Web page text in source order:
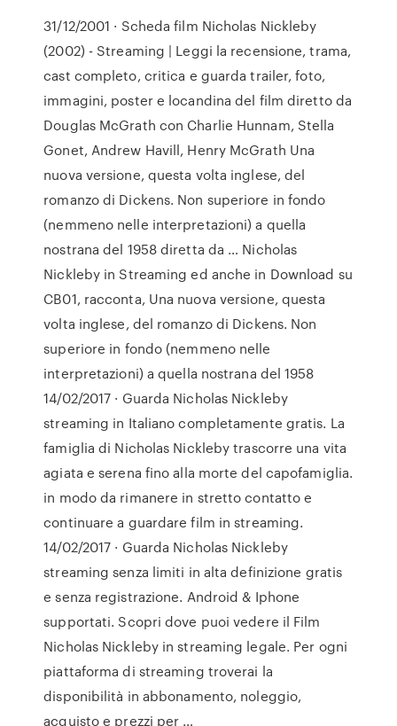
31/12/2001 · Scheda film Nicholas Nickleby
(2002) - Streaming | Leggi la recensione, trama,
cast completo, critica e guarda trailer, foto,
immagini, poster e locandina del film diretto da
Douglas McGrath con Charlie Hunnam, Stella
Gonet, Andrew Havill, Henry McGrath Una
nuova versione, questa volta inglese, del
romanzo di Dickens. Non superiore in fondo
(nemmeno nelle interpretazioni) a quella
nostrana del 1958 diretta da … Nicholas
Nickleby in Streaming ed anche in Download su
CB01, racconta, Una nuova versione, questa
volta inglese, del romanzo di Dickens. Non
superiore in fondo (nemmeno nelle
interpretazioni) a quella nostrana del 1958
14/02/2017 · Guarda Nicholas Nickleby
streaming in Italiano completamente gratis. La
famiglia di Nicholas Nickleby trascorre una vita
agiata e serena fino alla morte del capofamiglia.
in modo da rimanere in stretto contatto e
continuare a guardare film in streaming.
14/02/2017 · Guarda Nicholas Nickleby
streaming senza limiti in alta definizione gratis
e senza registrazione. Android & Iphone
supportati. Scopri dove puoi vedere il Film
Nicholas Nickleby in streaming legale. Per ogni
piattaforma di streaming troverai la
disponibilità in abbonamento, noleggio,
acquisto e prezzi per …